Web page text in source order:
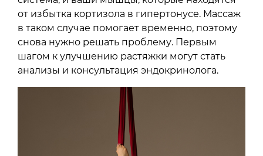
от избытка кортизола в гипертонусе. Массаж
в таком случае помогает временно, поэтому
снова нужно решать проблему. Первым
шагом к улучшению растяжки могут стать
анализы и консультация эндокринолога.